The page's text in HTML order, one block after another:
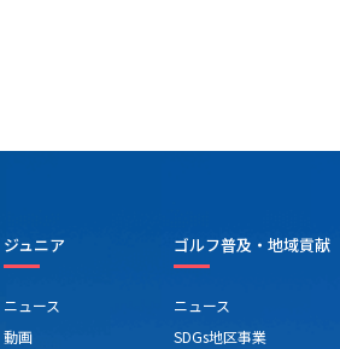
ジュニア
ニュース
動画
ゴルフ普及・地域貢献
ニュース
SDGs地区事業